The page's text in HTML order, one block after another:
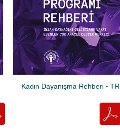
Kadın Dayanışma Rehberi - TR